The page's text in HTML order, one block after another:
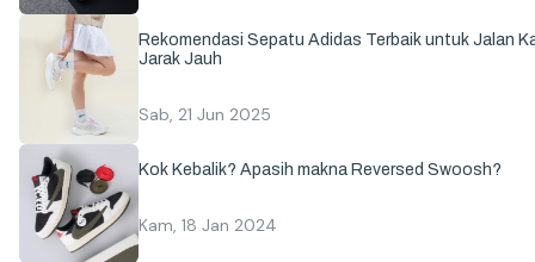
Rekomendasi Sepatu Adidas Terbaik untuk Jalan
Jarak Jauh
Sab, 21 Jun 2025
Kok Kebalik? Apasih makna Reversed Swoosh?
Kam, 18 Jan 2024